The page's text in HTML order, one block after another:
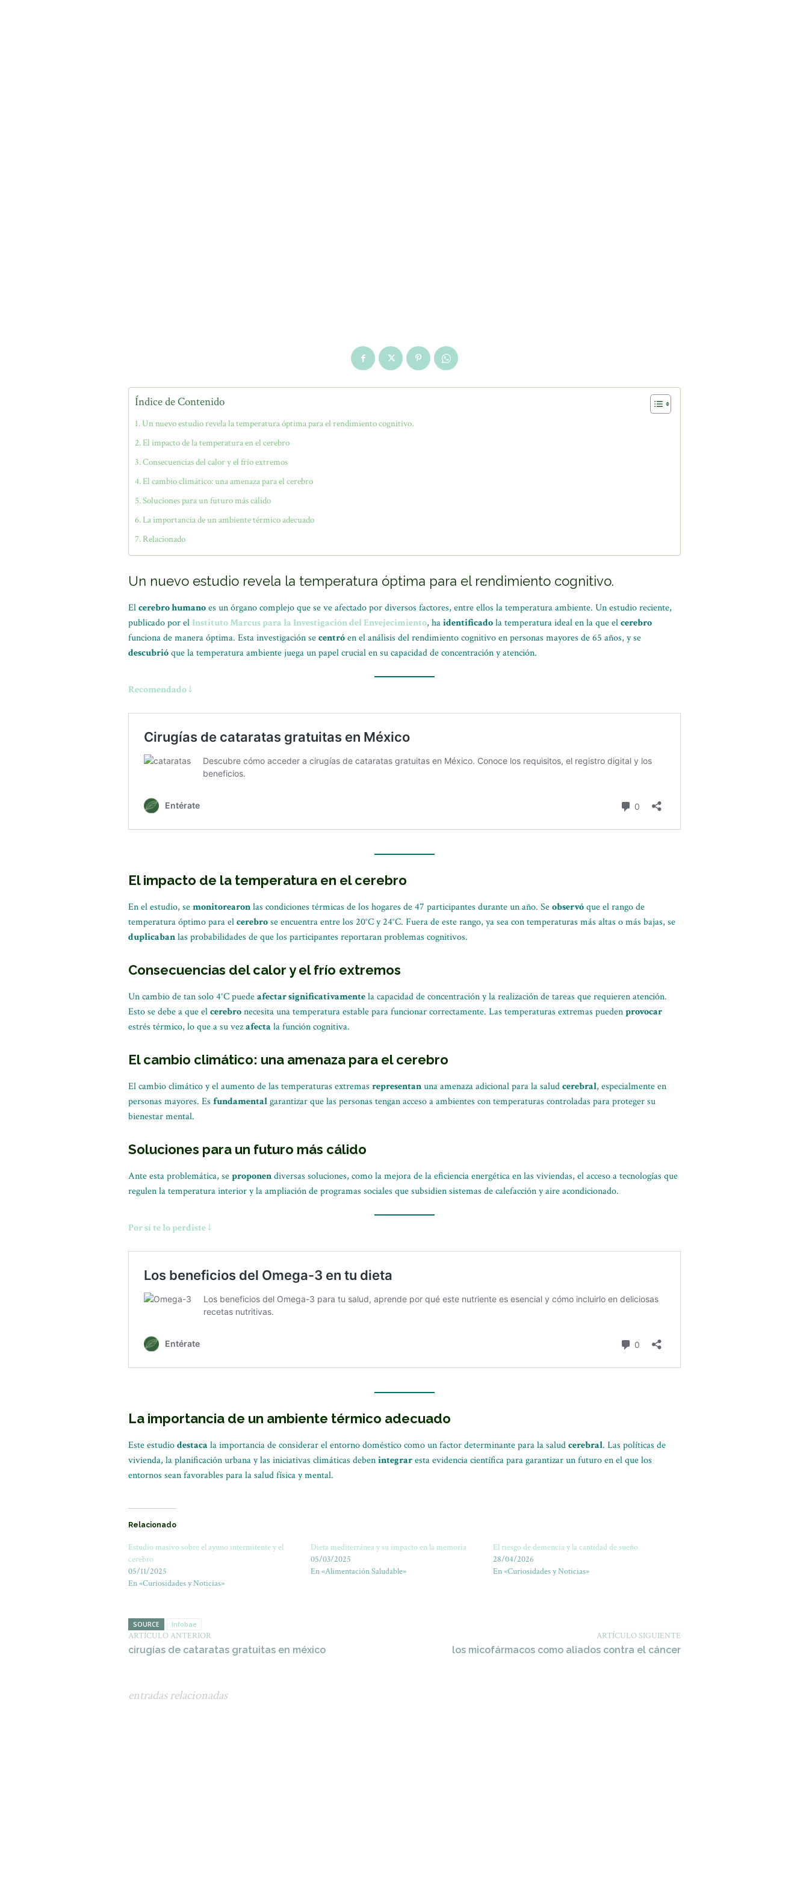
Índice de Contenido
Un nuevo estudio revela la temperatura óptima para el rendimiento cognitivo.
El impacto de la temperatura en el cerebro
Consecuencias del calor y el frío extremos
El cambio climático: una amenaza para el cerebro
Soluciones para un futuro más cálido
La importancia de un ambiente térmico adecuado
Relacionado
Un nuevo estudio revela la temperatura óptima para el rendimiento cognitivo.
Elcerebro humanoes un órgano complejo que se ve afectado por diversos factores, entre ellos la temperatura ambiente. Un estudio reciente,
publicado por elInstituto Marcus para la Investigación del Envejecimiento, haidentificadola temperatura ideal en la que elcerebro
funciona de manera óptima. Esta investigación secentróen el análisis del rendimiento cognitivo en personas mayores de 65 años, y se
descubrióque la temperatura ambiente juega un papel crucial en su capacidad de concentración y atención.
Recomendado ↓
El impacto de la temperatura en el cerebro
En el estudio, semonitorearonlas condiciones térmicas de los hogares de 47 participantes durante un año. Seobservóque el rango de
temperatura óptimo para elcerebrose encuentra entre los 20°C y 24°C. Fuera de este rango, ya sea con temperaturas más altas o más bajas, se
duplicabanlas probabilidades de que los participantes reportaran problemas cognitivos.
Consecuencias del calor y el frío extremos
Un cambio de tan solo 4°C puedeafectar significativamentela capacidad de concentración y la realización de tareas que requieren atención.
Esto se debe a que elcerebronecesita una temperatura estable para funcionar correctamente. Las temperaturas extremas puedenprovocar
estrés térmico, lo que a su vezafecta la función cognitiva.
El cambio climático: una amenaza para el cerebro
El cambio climático y el aumento de las temperaturas extremas representanuna amenaza adicional para la saludcerebral, especialmente en
personas mayores. Es fundamentalgarantizar que las personas tengan acceso a ambientes con temperaturas controladas para proteger su
bienestar mental.
Soluciones para un futuro más cálido
Ante esta problemática, seproponendiversas soluciones, como la mejora de la eficiencia energética en las viviendas, el acceso a tecnologías que
regulen la temperatura interior y la ampliación de programas sociales que subsidien sistemas de calefacción y aire acondicionado.
Por sí te lo perdiste ↓
La importancia de un ambiente térmico adecuado
Este estudiodestaca la importancia de considerar el entorno doméstico como un factor determinante para la saludcerebral. Las políticas de
vivienda, la planificación urbana y las iniciativas climáticas debenintegraresta evidencia científica para garantizar un futuro en el que los
entornos sean favorables para la salud física y mental.
Relacionado
Estudio masivo sobre el ayuno intermitente y el
cerebro
05/11/2025
En «Curiosidades y Noticias»
Dieta mediterránea y su impacto en la memoria
05/03/2025
En «Alimentación Saludable»
El riesgo de demencia y la cantidad de sueño
28/04/2026
En «Curiosidades y Noticias»
SOURCE Infobae
ARTÍCULO ANTERIOR
cirugías de cataratas gratuitas en méxico
ARTÍCULO SIGUIENTE
los micofármacos como aliados contra el cáncer
entradas relacionadas